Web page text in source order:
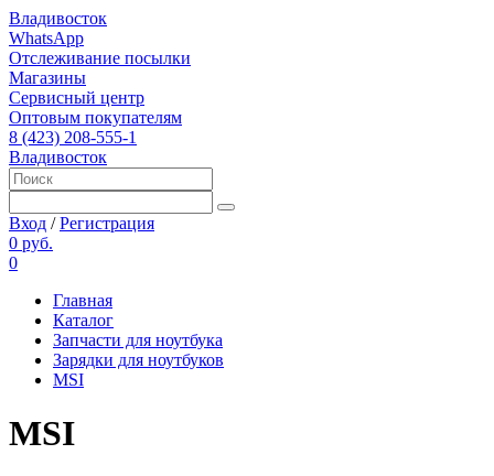
Владивосток
WhatsApp
Отслеживание посылки
Магазины
Сервисный центр
Оптовым покупателям
8 (423) 208-555-1
Владивосток
Вход /Регистрация
0 руб.
0
Главная
Каталог
Запчасти для ноутбука
Зарядки для ноутбуков
MSI
MSI